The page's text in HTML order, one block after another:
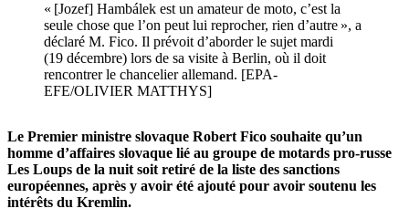
« [Jozef] Hambálek est un amateur de moto, c’est la
seule chose que l’on peut lui reprocher, rien d’autre », a
déclaré M. Fico. Il prévoit d’aborder le sujet mardi
(19 décembre) lors de sa visite à Berlin, où il doit
rencontrer le chancelier allemand. [EPA-
EFE/OLIVIER MATTHYS]
Le Premier ministre slovaque Robert Fico souhaite qu’un
homme d’affaires slovaque lié au groupe de motards pro-russe
Les Loups de la nuit soit retiré de la liste des sanctions
européennes, après y avoir été ajouté pour avoir soutenu les
intérêts du Kremlin.